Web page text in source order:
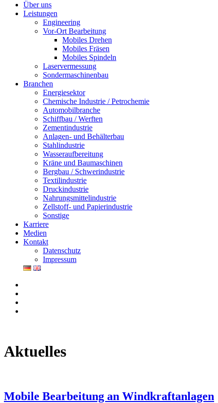
Über uns
Leistungen
Engineering
Vor-Ort Bearbeitung
Mobiles Drehen
Mobiles Fräsen
Mobiles Spindeln
Laservermessung
Sondermaschinenbau
Branchen
Energiesektor
Chemische Industrie / Petrochemie
Automobilbranche
Schiffbau / Werften
Zementindustrie
Anlagen- und Behälterbau
Stahlindustrie
Wasseraufbereitung
Kräne und Baumaschinen
Bergbau / Schwerindustrie
Textilindustrie
Druckindustrie
Nahrungsmittelindustrie
Zellstoff- und Papierindustrie
Sonstige
Karriere
Medien
Kontakt
Datenschutz
Impressum
Aktuelles
Mobile Bearbeitung an Windkraftanlagen